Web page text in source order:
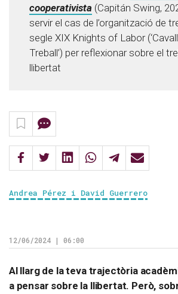
cooperativista (Capitán Swing,
servir el cas de l’organització de
segle XIX Knights of Labor
Treball’) per reflexionar sobre el
llibertat
Andrea Pérez i David Guerrero
12/06/2024 | 06:00
Al llarg de la teva trajectòria
a pensar sobre la llibertat. Però,